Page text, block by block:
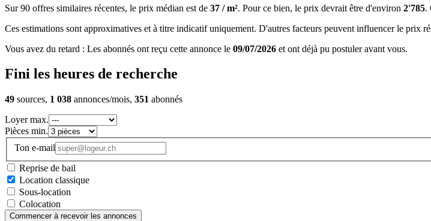
Sur 90 offres similaires récentes, le prix médian est de 37 / m². Pour ce bien, le prix devrait être d'environ 2'785.
Ces estimations sont approximatives et à titre indicatif uniquement. D'autres facteurs peuvent influencer le prix
Vous avez du retard : Les abonnés ont reçu cette annonce le 09/07/2026 et ont déjà pu postuler avant vous.
Fini les heures de recherche
49 sources, 1 038 annonces/mois, 351 abonnés
Loyer max.
Pièces min.
Ton e-mail
Reprise de bail
Location classique
Sous-location
Colocation
Commencer à recevoir les annonces